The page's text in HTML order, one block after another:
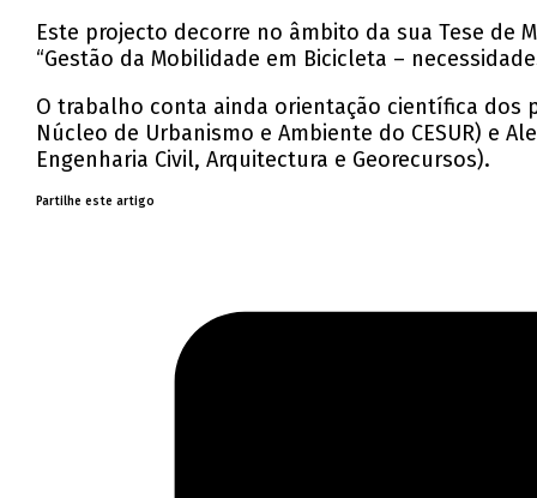
Este projecto decorre no âmbito da sua Tese de
“Gestão da Mobilidade em Bicicleta –
O trabalho conta ainda orientação científica dos
Núcleo de Urbanismo e Ambiente do CESUR) e
Engenharia Civil, Arquitectura e Georecursos).
Partilhe este artigo